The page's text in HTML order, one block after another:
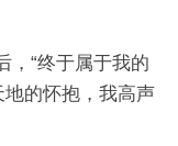
，“终于属于我的
地的怀抱，我高声